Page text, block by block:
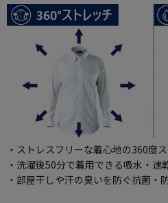
・ストレスフリーな着心地の360度
・洗濯後50分で着用できる吸水・速
・部屋干しや汗の臭いを防ぐ抗菌・